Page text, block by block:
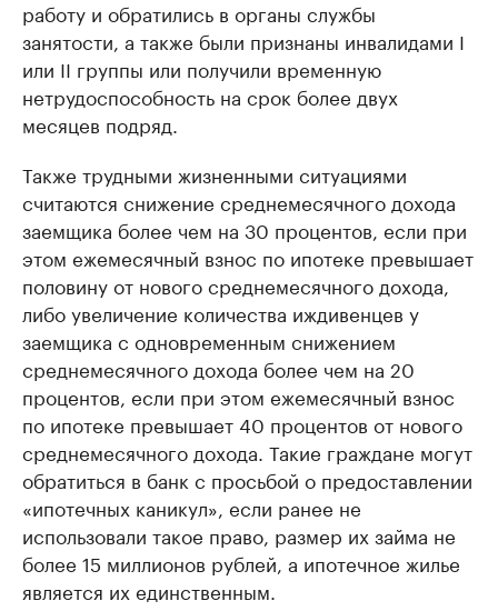
работу и обратились в органы службы
занятости, а также были признаны инвалидами I
или II группы или получили временную
нетрудоспособность на срок более двух
месяцев подряд.
Также трудными жизненными ситуациями
считаются снижение среднемесячного дохода
заемщика более чем на 30 процентов, если при
этом ежемесячный взнос по ипотеке превышает
половину от нового среднемесячного дохода,
либо увеличение количества иждивенцев у
заемщика с одновременным снижением
среднемесячного дохода более чем на 20
процентов, если при этом ежемесячный взнос
по ипотеке превышает 40 процентов от нового
среднемесячного дохода. Такие граждане могут
обратиться в банк с просьбой о предоставлении
«ипотечных каникул», если ранее не
использовали такое право, размер их займа не
более 15 миллионов рублей, а ипотечное жилье
является их единственным.